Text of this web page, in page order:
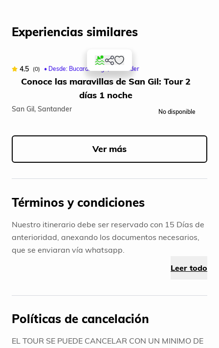
Experiencias similares
4.5 (0) • Desde: Bucaramanga, Santander
Conoce las maravillas de San Gil: Tour 2
días 1 noche
San Gil, Santander No disponible
1
5
Ver más
Términos y condiciones
Nuestro itinerario debe ser reservado con 15 Días de
anterioridad, anexando los documentos necesarios,
que se enviaran vía whatsapp.
Leer todo
Políticas de cancelación
EL TOUR SE PUEDE CANCELAR CON UN MINIMO DE